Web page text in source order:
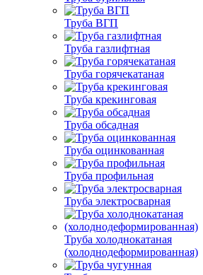
Труба ВГП
Труба газлифтная
Труба горячекатаная
Труба крекинговая
Труба обсадная
Труба оцинкованная
Труба профильная
Труба электросварная
Труба холоднокатаная
(холоднодеформированная)